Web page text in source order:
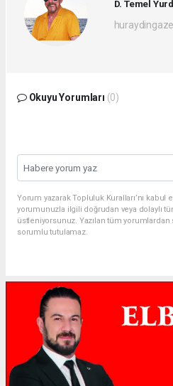
D. Temel
Okuyu Yorumları (0)
Yorum yazarak Topluluk Kuralları’nı kabul
yorumunuzla ilgili doğrudan veya dolaylı
üstleniyorsunuz. Yazılan tüm
sorumlu tutulamaz.